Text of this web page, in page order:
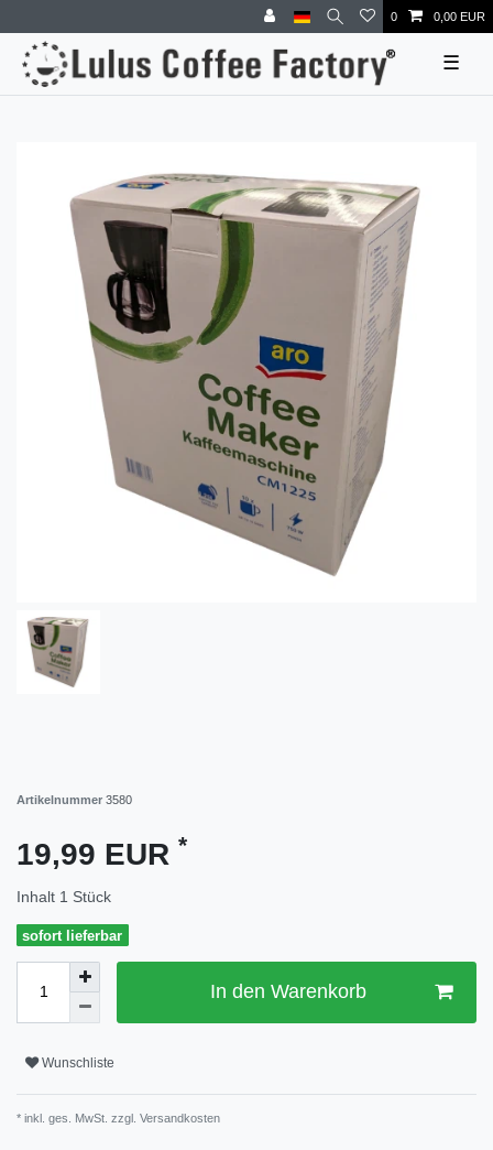
0 0,00 EUR
☰
Artikelnummer 3580
19,99 EUR *
Inhalt 1 Stück
sofort lieferbar
In den Warenkorb
Wunschliste
* inkl. ges. MwSt. zzgl. Versandkosten